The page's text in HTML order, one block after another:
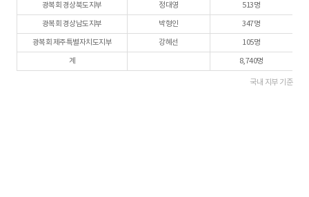
광복회 경상북도지부 정대영 513명
광복회 경상남도지부 박형인 347명
광복회 제주특별자치도지부 강혜선 105명
계 8,740명
국내 지부 기준